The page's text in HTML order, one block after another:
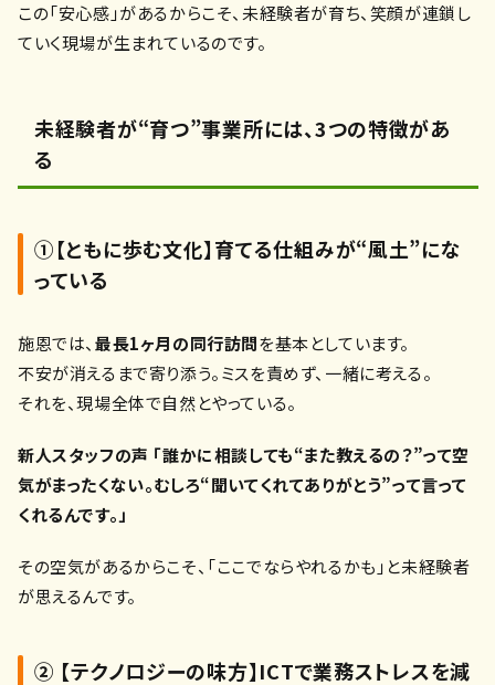
この「安心感」があるからこそ、未経験者が育ち、笑顔が連鎖し
ていく現場が生まれているのです。
未経験者が“育つ”事業所には、3つの特徴があ
る
①【ともに歩む文化】育てる仕組みが“風土”にな
っている
施恩では、最長1ヶ月の同行訪問を基本としています。
不安が消えるまで寄り添う。ミスを責めず、一緒に考える。
それを、現場全体で自然とやっている。
新人スタッフの声 「誰かに相談しても“また教えるの？”って空
気がまったくない。むしろ“聞いてくれてありがとう”って言って
くれるんです。」
その空気があるからこそ、「ここでならやれるかも」と未経験者
が思えるんです。
② 【テクノロジーの味方】ICTで業務ストレスを減